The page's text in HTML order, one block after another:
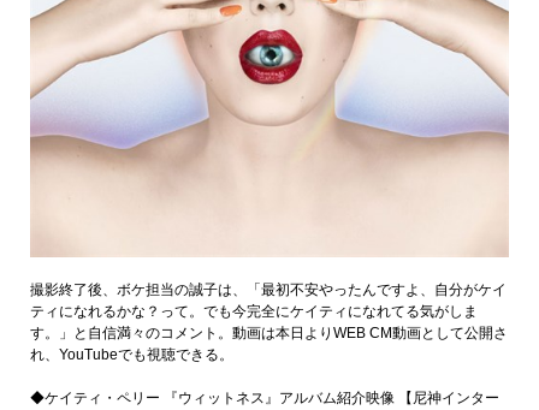
撮影終了後、ボケ担当の誠子は、「最初不安やったんですよ、自分がケイ
ティになれるかな？って。でも今完全にケイティになれてる気がしま
す。」と自信満々のコメント。動画は本日よりWEB CM動画として公開さ
れ、YouTubeでも視聴できる。
◆ケイティ・ペリー 『ウィットネス』アルバム紹介映像 【尼神インター